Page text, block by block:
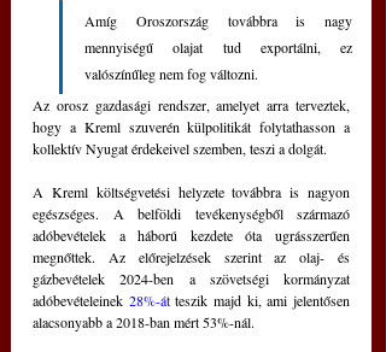
Amíg Oroszország továbbra is nagy
mennyiségű olajat tud exportálni, ez
valószínűleg nem fog változni.
Az orosz gazdasági rendszer, amelyet arra terveztek,
hogy a Kreml szuverén külpolitikát folytathasson a
kollektív Nyugat érdekeivel szemben, teszi a dolgát.
A Kreml költségvetési helyzete továbbra is nagyon
egészséges. A belföldi tevékenységből származó
adóbevételek a háború kezdete óta ugrásszerűen
megnőttek. Az előrejelzések szerint az olaj- és
gázbevételek 2024-ben a szövetségi kormányzat
adóbevételeinek 28%-át teszik majd ki, ami jelentősen
alacsonyabb a 2018-ban mért 53%-nál.